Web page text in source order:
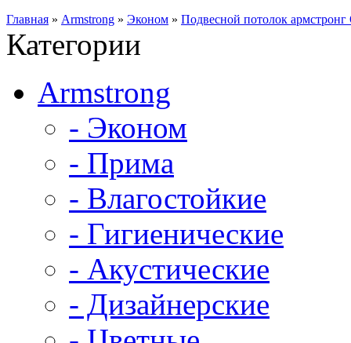
Главная » Armstrong » Эконом » Подвесной потолок
Категории
Armstrong
- Эконом
- Прима
- Влагостойкие
- Гигиенические
- Акустические
- Дизайнерские